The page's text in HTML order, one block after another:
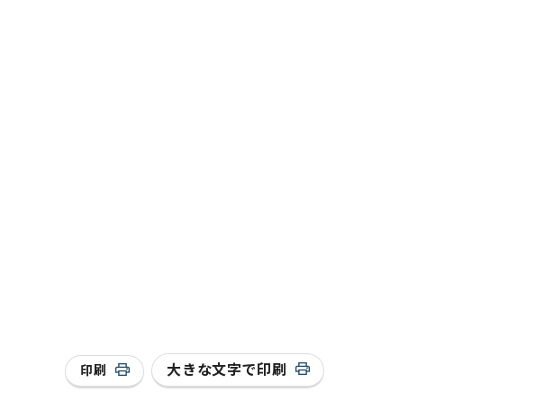
印刷 大きな文字で印刷